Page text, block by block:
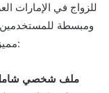
للزواج في الإمارات
ومبسطة للمستخدمين
مميزات وخدمات موقع حبيبي للزواج في الإمارات:
1. ملف شخصي